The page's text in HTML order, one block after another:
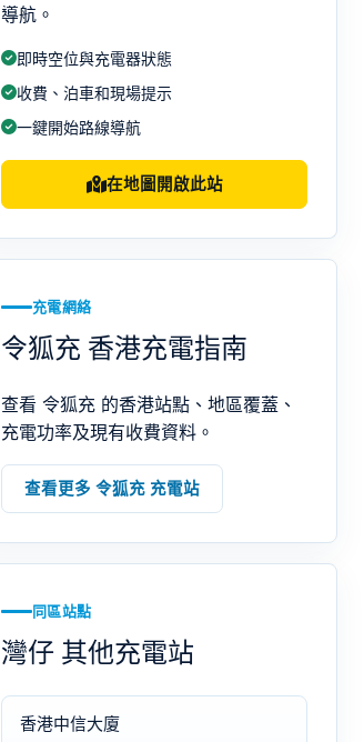
導航。
即時空位與充電器狀態
收費、泊車和現場提示
一鍵開始路線導航
在地圖開啟此站
充電網絡
令狐充 香港充電指南
查看 令狐充 的香港站點、地區覆蓋、
充電功率及現有收費資料。
查看更多 令狐充 充電站
同區站點
灣仔 其他充電站
香港中信大廈